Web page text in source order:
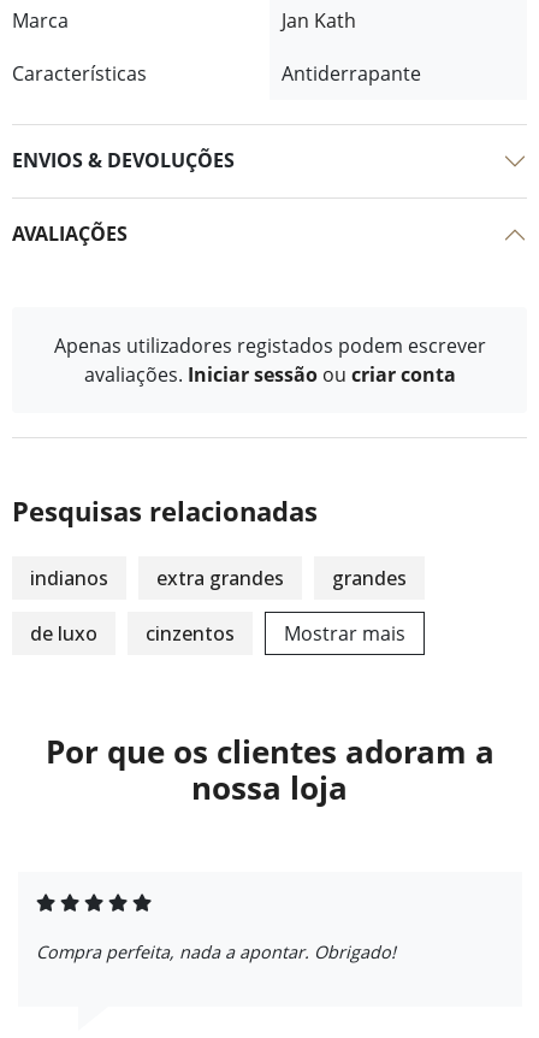
Marca
Jan Kath
Características
Antiderrapante
ENVIOS & DEVOLUÇÕES
AVALIAÇÕES
Apenas utilizadores registados podem escrever
avaliações. Iniciar sessão ou criar conta
Pesquisas relacionadas
indianos extra grandes grandes
de luxo cinzentos Mostrar mais
Por que os clientes adoram a
nossa loja
Compra perfeita, nada a apontar. Obrigado!